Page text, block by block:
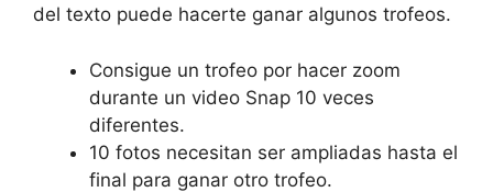
del texto puede hacerte ganar algunos trofeos.
Consigue un trofeo por hacer zoom
durante un video Snap 10 veces
diferentes.
10 fotos necesitan ser ampliadas hasta el
final para ganar otro trofeo.